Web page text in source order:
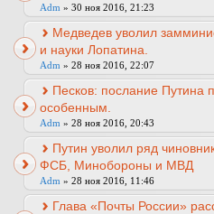
Adm » 30 ноя 2016, 21:23
Медведев уволил
и науки Лопатина.
Adm » 28 ноя 2016, 22:07
Песков: послание Путина
особенным.
Adm » 28 ноя 2016, 20:43
Путин уволил ряд
ФСБ, Минобороны и МВД
Adm » 28 ноя 2016, 11:46
Глава «Почты России»